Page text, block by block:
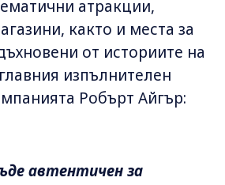
атракции,
както и места за
от историите на
изпълнителен
Робърт Айгър:
автентичен за